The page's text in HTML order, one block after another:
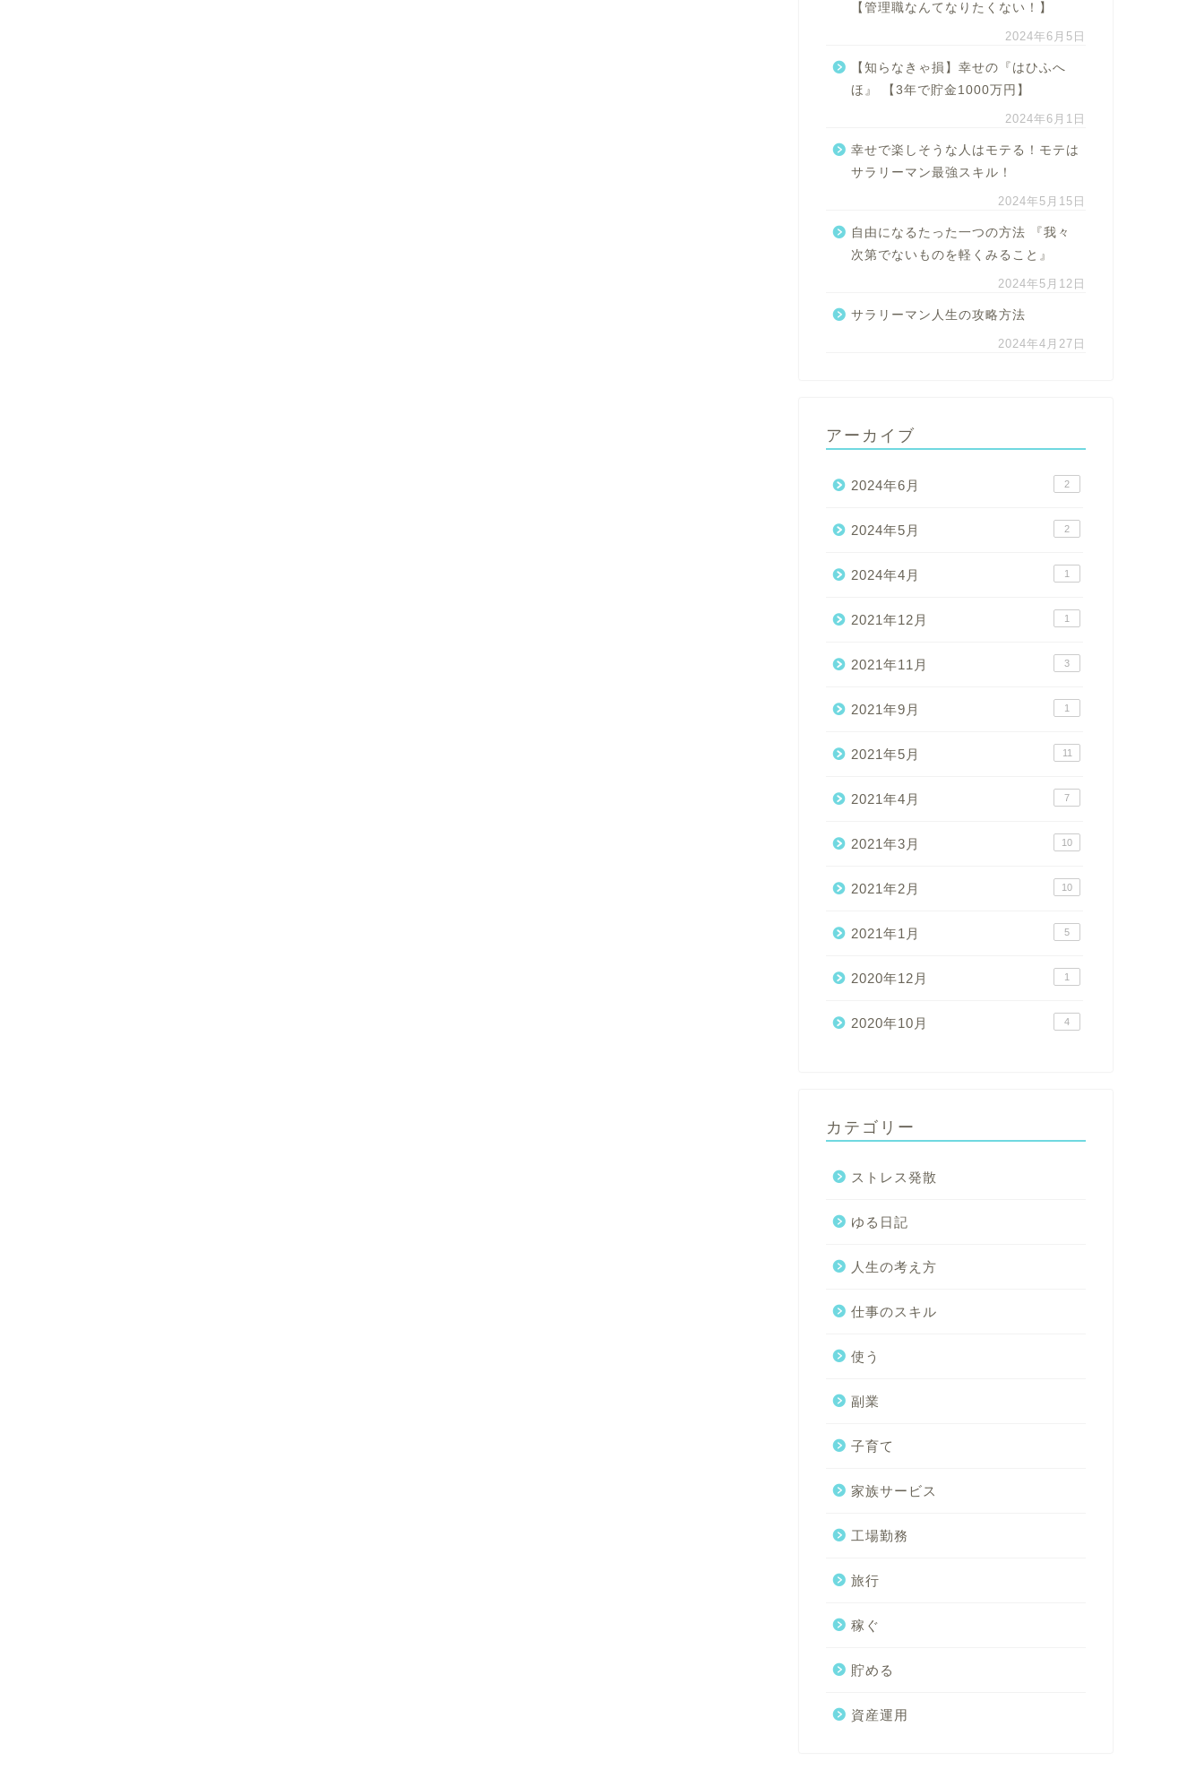
【管理職なんてなりたくない！】
2024年6月5日
【知らなきゃ損】幸せの『はひふへ
ほ』 【3年で貯金1000万円】
2024年6月1日
幸せで楽しそうな人はモテる！モテは
サラリーマン最強スキル！
2024年5月15日
自由になるたった一つの方法 『我々
次第でないものを軽くみること』
2024年5月12日
サラリーマン人生の攻略方法
2024年4月27日
アーカイブ
2024年6月 2
2024年5月 2
2024年4月 1
2021年12月 1
2021年11月 3
2021年9月 1
2021年5月 11
2021年4月 7
2021年3月 10
2021年2月 10
2021年1月 5
2020年12月 1
2020年10月 4
カテゴリー
ストレス発散
ゆる日記
人生の考え方
仕事のスキル
使う
副業
子育て
家族サービス
工場勤務
旅行
稼ぐ
貯める
資産運用